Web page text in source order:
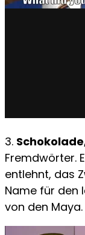
3.
Fremdwörter.
entlehnt, das
Name für den
von den Maya.